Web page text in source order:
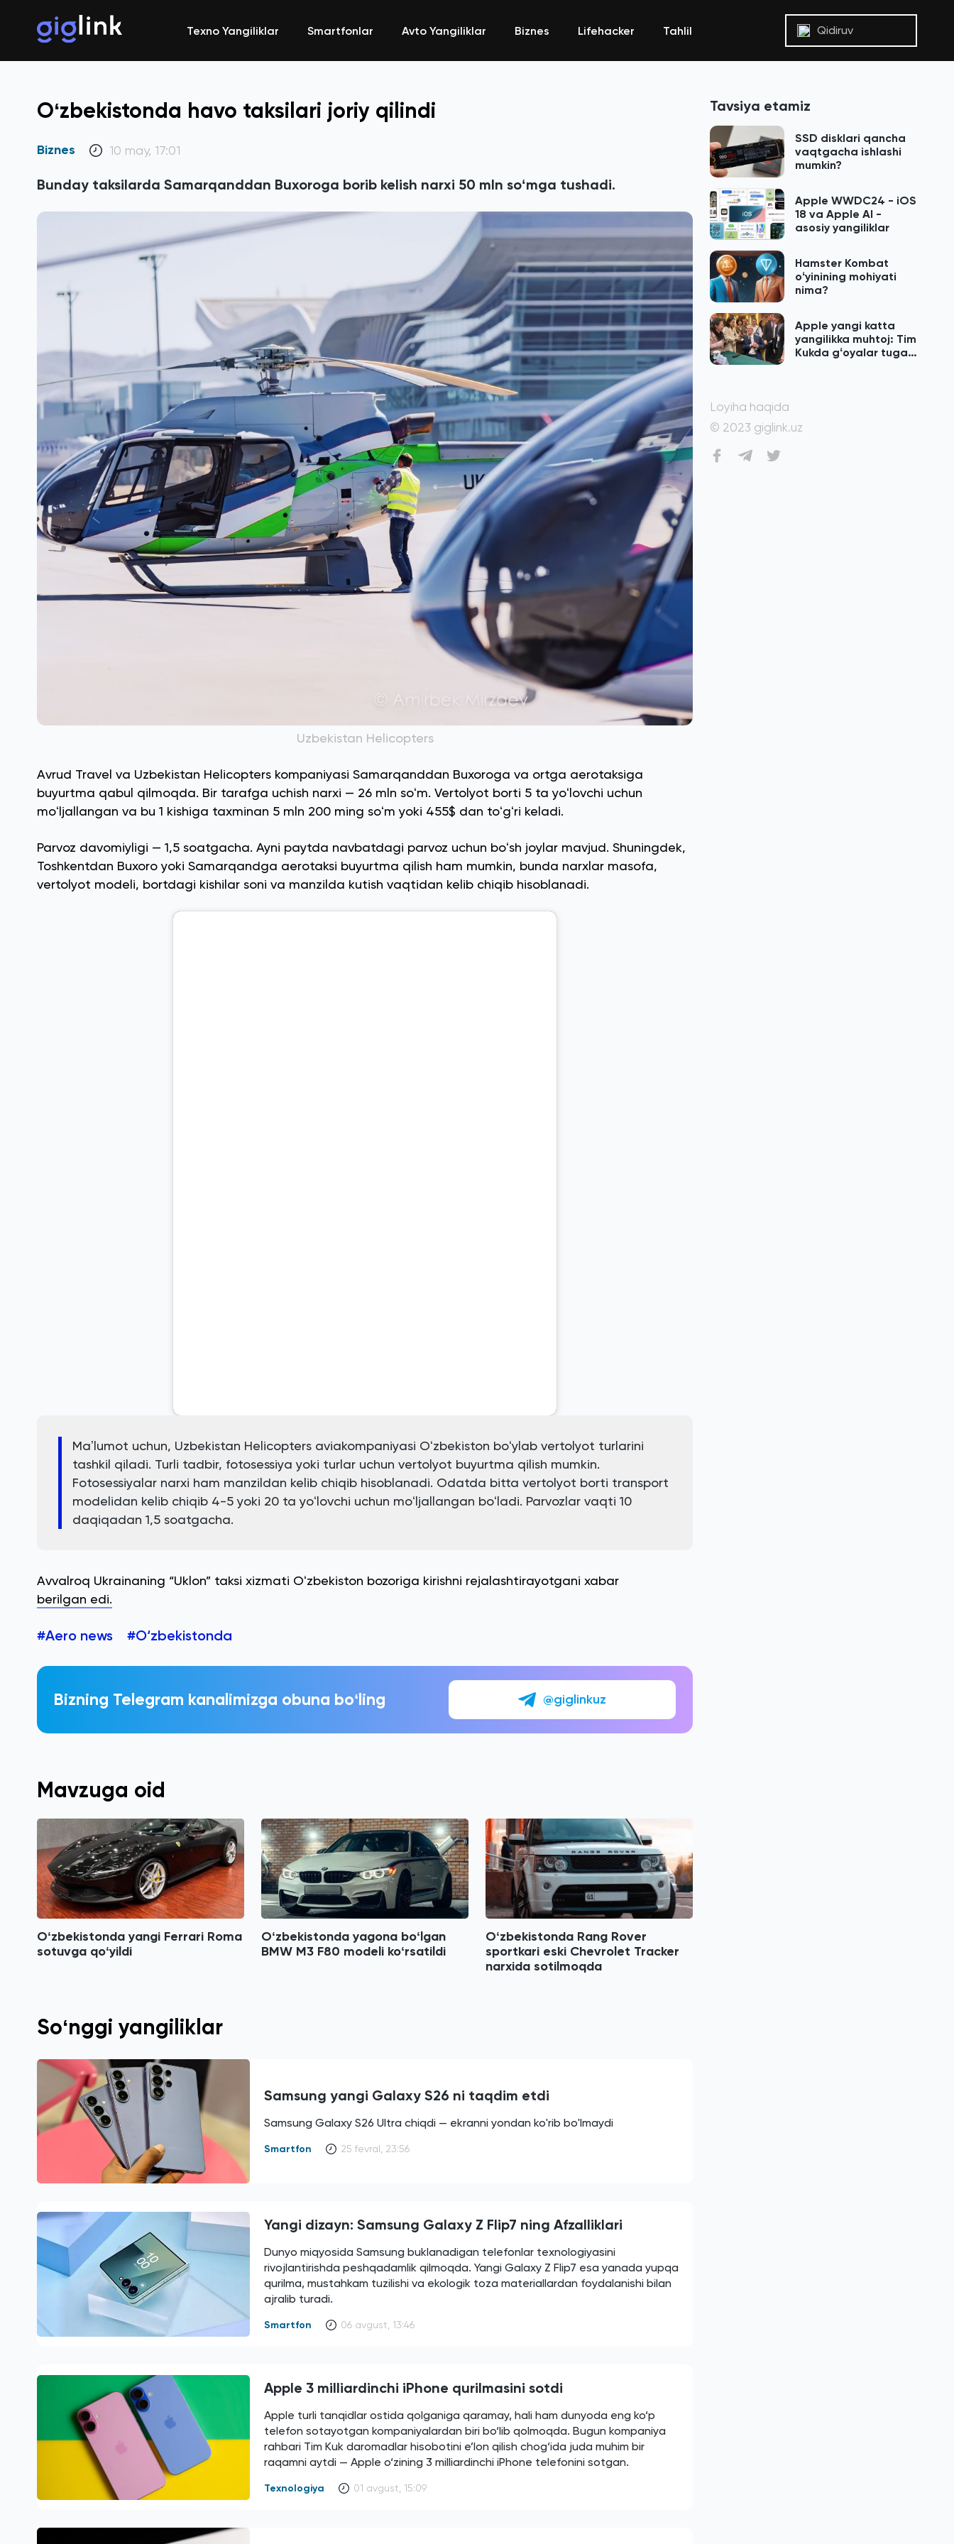
Texno Yangiliklar Smartfonlar Avto Yangiliklar Biznes Lifehacker Tahlil Qidiruv
Oʻzbekistonda havo taksilari joriy qilindi
Biznes 10 may, 17:01
Bunday taksilarda Samarqanddan Buxoroga borib kelish narxi 50 mln soʻmga tushadi.
Uzbekistan Helicopters
Avrud Travel va Uzbekistan Helicopters kompaniyasi Samarqanddan Buxoroga va ortga aerotaksiga
buyurtma qabul qilmoqda. Bir tarafga uchish narxi — 26 mln soʻm. Vertolyot borti 5 ta yoʻlovchi uchun
moʻljallangan va bu 1 kishiga taxminan 5 mln 200 ming soʻm yoki 455$ dan toʻgʻri keladi.
Parvoz davomiyligi — 1,5 soatgacha. Ayni paytda navbatdagi parvoz uchun boʻsh joylar mavjud. Shuningdek,
Toshkentdan Buxoro yoki Samarqandga aerotaksi buyurtma qilish ham mumkin, bunda narxlar masofa,
vertolyot modeli, bortdagi kishilar soni va manzilda kutish vaqtidan kelib chiqib hisoblanadi.
Maʼlumot uchun, Uzbekistan Helicopters aviakompaniyasi Oʻzbekiston boʻylab vertolyot turlarini
tashkil qiladi. Turli tadbir, fotosessiya yoki turlar uchun vertolyot buyurtma qilish mumkin.
Fotosessiyalar narxi ham manzildan kelib chiqib hisoblanadi. Odatda bitta vertolyot borti transport
modelidan kelib chiqib 4-5 yoki 20 ta yoʻlovchi uchun moʻljallangan boʻladi. Parvozlar vaqti 10
daqiqadan 1,5 soatgacha.
Avvalroq Ukrainaning “Uklon” taksi xizmati Oʻzbekiston bozoriga kirishni rejalashtirayotgani xabar
berilgan edi.
#Aero news #O‘zbekistonda
Bizning Telegram kanalimizga obuna boʻling @giglinkuz
Mavzuga oid
Oʻzbekistonda yangi Ferrari Roma
sotuvga qoʻyildi
Oʻzbekistonda yagona boʻlgan
BMW M3 F80 modeli koʻrsatildi
Oʻzbekistonda Rang Rover
sportkari eski Chevrolet Tracker
narxida sotilmoqda
Soʻnggi yangiliklar
Samsung yangi Galaxy S26 ni taqdim etdi
Samsung Galaxy S26 Ultra chiqdi — ekranni yondan ko'rib bo'lmaydi
Smartfon 25 fevral, 23:56
Yangi dizayn: Samsung Galaxy Z Flip7 ning Afzalliklari
Dunyo miqyosida Samsung buklanadigan telefonlar texnologiyasini
rivojlantirishda peshqadamlik qilmoqda. Yangi Galaxy Z Flip7 esa yanada yupqa
qurilma, mustahkam tuzilishi va ekologik toza materiallardan foydalanishi bilan
ajralib turadi.
Smartfon 06 avgust, 13:46
Apple 3 milliardinchi iPhone qurilmasini sotdi
Apple turli tanqidlar ostida qolganiga qaramay, hali ham dunyoda eng ko‘p
telefon sotayotgan kompaniyalardan biri bo‘lib qolmoqda. Bugun kompaniya
rahbari Tim Kuk daromadlar hisobotini e’lon qilish chog‘ida juda muhim bir
raqamni aytdi — Apple o‘zining 3 milliardinchi iPhone telefonini sotgan.
Texnologiya 01 avgust, 15:09
Tavsiya etamiz
SSD disklari qancha
vaqtgacha ishlashi
mumkin?
Apple WWDC24 - iOS
18 va Apple AI -
asosiy yangiliklar
Hamster Kombat
oʻyinining mohiyati
nima?
Apple yangi katta
yangilikka muhtoj: Tim
Kukda gʻoyalar tugab
Loyiha haqida
© 2023 giglink.uz